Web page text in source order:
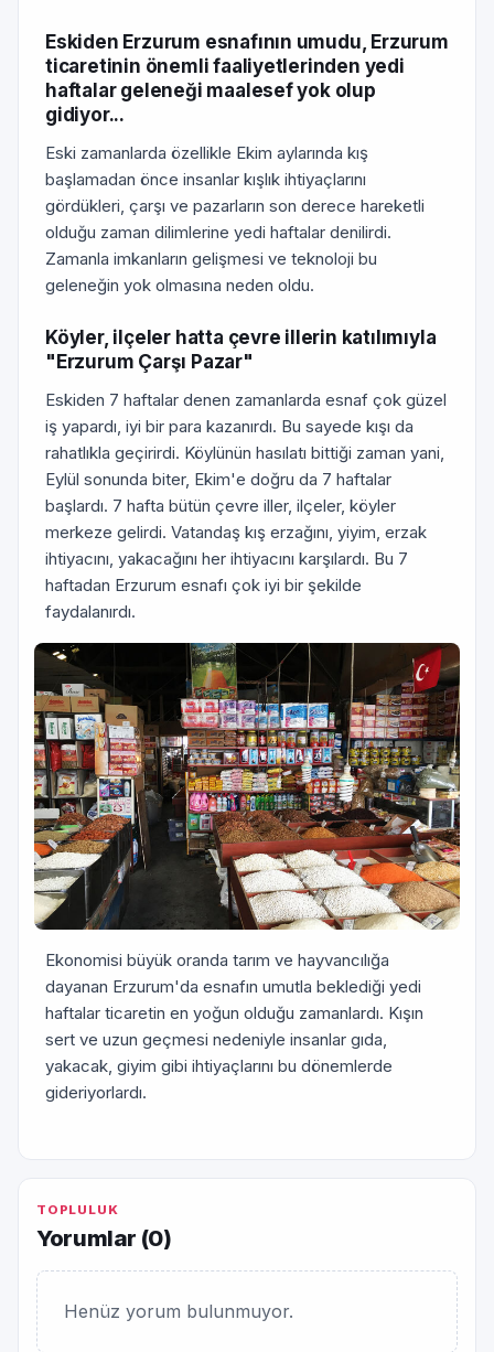
Eskiden Erzurum esnafının umudu, Erzurum
ticaretinin önemli faaliyetlerinden yedi
haftalar geleneği maalesef yok olup
gidiyor...
Eski zamanlarda özellikle Ekim aylarında kış
başlamadan önce insanlar kışlık ihtiyaçlarını
gördükleri, çarşı ve pazarların son derece hareketli
olduğu zaman dilimlerine yedi haftalar denilirdi.
Zamanla imkanların gelişmesi ve teknoloji bu
geleneğin yok olmasına neden oldu.
Köyler, ilçeler hatta çevre illerin katılımıyla
"Erzurum Çarşı Pazar"
Eskiden 7 haftalar denen zamanlarda esnaf çok güzel
iş yapardı, iyi bir para kazanırdı. Bu sayede kışı da
rahatlıkla geçirirdi. Köylünün hasılatı bittiği zaman yani,
Eylül sonunda biter, Ekim'e doğru da 7 haftalar
başlardı. 7 hafta bütün çevre iller, ilçeler, köyler
merkeze gelirdi. Vatandaş kış erzağını, yiyim, erzak
ihtiyacını, yakacağını her ihtiyacını karşılardı. Bu 7
haftadan Erzurum esnafı çok iyi bir şekilde
faydalanırdı.
Ekonomisi büyük oranda tarım ve hayvancılığa
dayanan Erzurum'da esnafın umutla beklediği yedi
haftalar ticaretin en yoğun olduğu zamanlardı. Kışın
sert ve uzun geçmesi nedeniyle insanlar gıda,
yakacak, giyim gibi ihtiyaçlarını bu dönemlerde
gideriyorlardı.
TOPLULUK
Yorumlar (0)
Henüz yorum bulunmuyor.